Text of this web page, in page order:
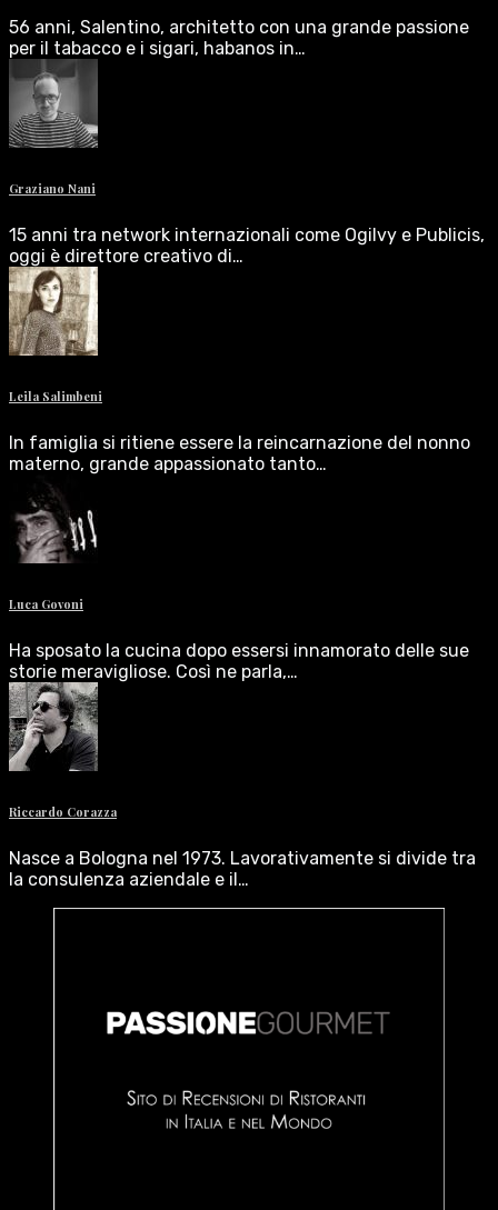
56 anni, Salentino, architetto con una grande passione
per il tabacco e i sigari, habanos in…
Graziano Nani
15 anni tra network internazionali come Ogilvy e Publicis,
oggi è direttore creativo di…
Leila Salimbeni
In famiglia si ritiene essere la reincarnazione del nonno
materno, grande appassionato tanto…
Luca Govoni
Ha sposato la cucina dopo essersi innamorato delle sue
storie meravigliose. Così ne parla,…
Riccardo Corazza
Nasce a Bologna nel 1973. Lavorativamente si divide tra
la consulenza aziendale e il…